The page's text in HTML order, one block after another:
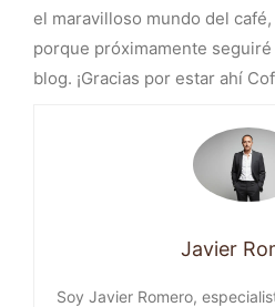
el maravilloso mundo del
porque próximamente
blog. ¡Gracias por estar ahí
Javier
Soy Javier Romero,